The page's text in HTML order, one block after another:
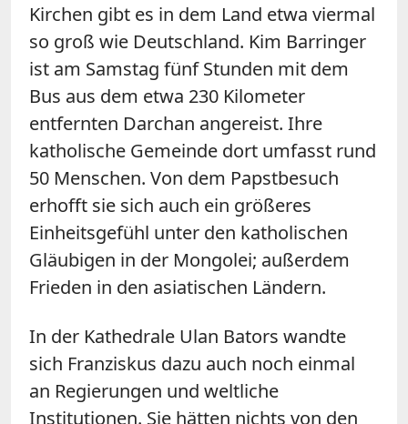
Kirchen gibt es in dem Land etwa viermal
so groß wie Deutschland. Kim Barringer
ist am Samstag fünf Stunden mit dem
Bus aus dem etwa 230 Kilometer
entfernten Darchan angereist. Ihre
katholische Gemeinde dort umfasst rund
50 Menschen. Von dem Papstbesuch
erhofft sie sich auch ein größeres
Einheitsgefühl unter den katholischen
Gläubigen in der Mongolei; außerdem
Frieden in den asiatischen Ländern.
In der Kathedrale Ulan Bators wandte
sich Franziskus dazu auch noch einmal
an Regierungen und weltliche
Institutionen. Sie hätten nichts von den